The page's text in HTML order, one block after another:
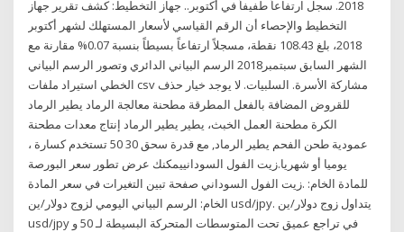
2018. سجل ارتفاعاً طفيفاً في أكتوبر.. جهاز التخطيط: كشف تقرير جهاز
التخطيط والإحصاء أن الرقم القياسي لأسعار المستهلك لشهر أكتوبر
2018، بلغ 108.43 نقطة، مسجلاً ارتفاعاً بسيطاً بنسبة 0.07% مقارنة مع
الشهر السابق سبتمبر2018 الرسم البياني الدائري وتصور الرسم البياني
الخطي استيراد ملفات csv مشاركة الأسرة. السلبيات. لا يوجد خيار حذف
للقروض المضافة بالفعل المطرقة مطحنة معالجة الرماد يطير الرماد
الكرة مطحنة العمل الخبث، يطير يطير الرماد إنتاج معدات مطحنة
عمودية طحن الفحم يطير الرماد, مع قدرة سحق 30 50 تستخدم كسارة ،
يوميا أو شهريا.زيت الفول السودانييمكنك عرض تطور سعر البورصة
للمادة الخام: .زيت الفول السوداني صفحة تبين التغيرات في سعر المادة
الخام: الرسم البياني اليومي لزوج دولار/ين usd/jpy. يتداول زوج دولار/ين
usd/jpy في تراجع عميق تحت المتوسطات المتحركة البسيطة لـ 50 و